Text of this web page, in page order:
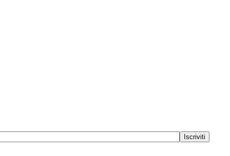
Iscriviti